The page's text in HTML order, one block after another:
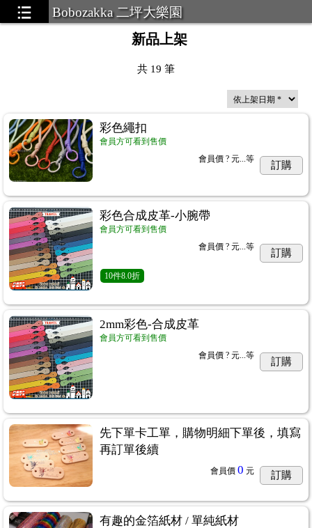
Bobozakka 二坪大樂園
新品上架
共 19 筆
彩色繩扣
會員方可看到售價
會員價 ? 元...等
訂購
彩色合成皮革-小腕帶
會員方可看到售價
會員價 ? 元...等
訂購
10件8.0折
2mm彩色-合成皮革
會員方可看到售價
會員價 ? 元...等
訂購
先下單卡工單，購物明細下單後，填寫
再訂單後續
會員價 0 元 訂購
有趣的金箔紙材 / 單純紙材